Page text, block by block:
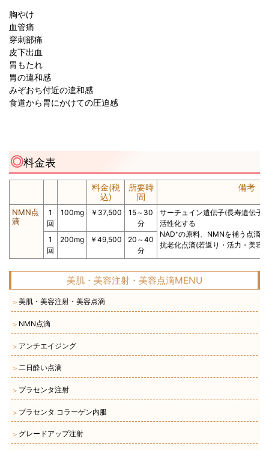
胸やけ
血管痛
穿刺部痛
皮下出血
胃もたれ
胃の違和感
みぞおち付近の違和感
食道から胃にかけての圧迫感
料金表
料金(税
込)
所要時
間
備考
NMN点
滴
1
回
100mg ￥37,500
15～30
分
サーチュイン遺伝子(長寿遺伝子)
活性化する
NAD⁺の原料、NMNを補う点滴
抗老化点滴(若返り・活力・美容
1
回
200mg ￥49,500
20～40
分
美肌・美容注射・美容点滴MENU
＞美肌・美容注射・美容点滴
＞ NMN点滴
＞ アンチエイジング
＞二日酔い点滴
＞ プラセンタ注射
＞ プラセンタ コラーゲン内服
＞ グレードアップ注射